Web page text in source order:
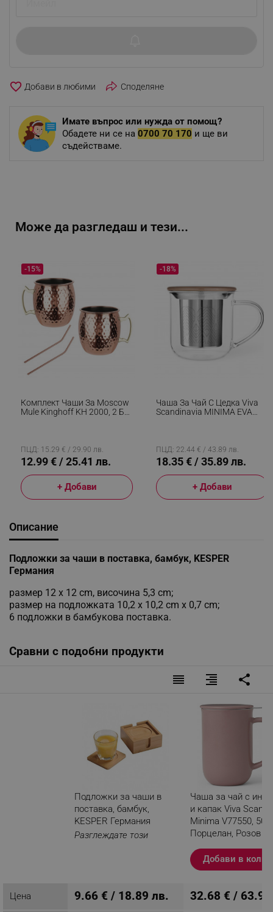
favorite_border Споделяне
Имате въпрос или нужда от помощ?
Обадете ни се на 0700 70 170 и ще ви
съдействаме.
Може да разгледаш и тези...
Комплект Чаши За Moscow
Mule Kinghoff KH 2000, 2 Бр,
-15%
ПЦД: 15.29 € / 29.90 лв.
12.99 € / 25.41 лв.
+ Добави
Чаша За Чай С Цедка Viva
Scandinavia MINIMA EVA
-18%
ПЦД: 22.44 € / 43.89 лв.
18.35 € / 35.89 лв.
+ Добави
Описание
Подложки за чаши в поставка, бамбук, KESPER
Германия
размер 12 x 12 cm, височина 5,3 cm;
размер на подложката 10,2 x 10,2 cm х 0,7 cm;
6 подложки в бамбукова поставка.
Сравни с подобни продукти
reorder format_align_right share
Подложки за чаши в
поставка, бамбук,
KESPER Германия
Разглеждате този
Чаша за чай с
и капак Viva
Minima V77550,
Порцелан, Розов
Добави в
Цена 9.66 € / 18.89 лв. 32.68 € /